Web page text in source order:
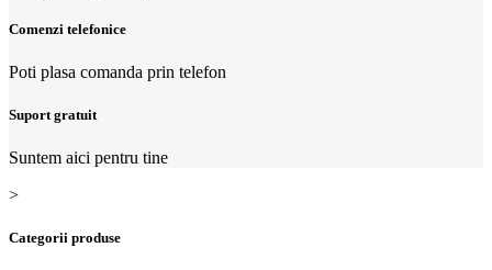
Comenzi telefonice
Poti plasa comanda prin telefon
Suport gratuit
Suntem aici pentru tine
>
Categorii produse